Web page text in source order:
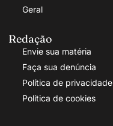
Geral
Redação
Envie sua matéria
Faça sua denúncia
Política de privacidade
Política de cookies